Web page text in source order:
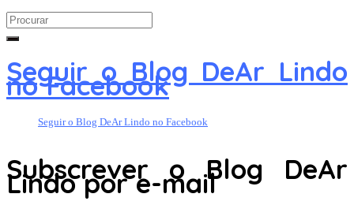
Search
for:
Seguir o Blog DeAr Lindo
no Facebook
Seguir o Blog DeAr Lindo no Facebook
Subscrever o Blog DeAr
Lindo por e-mail